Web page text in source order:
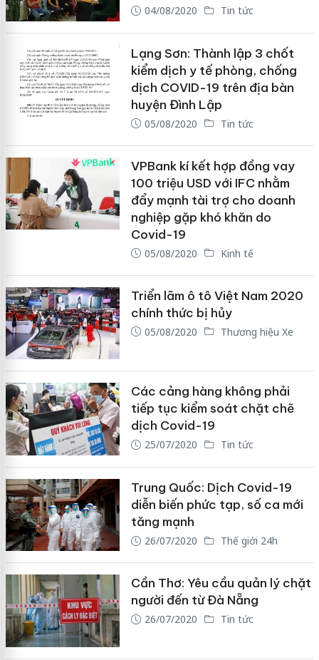
04/08/2020 Tin tức
Lạng Sơn: Thành lập 3 chốt
kiểm dịch y tế phòng, chống
dịch COVID-19 trên địa bàn
huyện Đình Lập
05/08/2020 Tin tức
VPBank kí kết hợp đồng vay
100 triệu USD với IFC nhằm
đẩy mạnh tài trợ cho doanh
nghiệp gặp khó khăn do
Covid-19
05/08/2020 Kinh tế
Triển lãm ô tô Việt Nam 2020
chính thức bị hủy
05/08/2020 Thương hiệu Xe
Các cảng hàng không phải
tiếp tục kiểm soát chặt chẽ
dịch Covid-19
25/07/2020 Tin tức
Trung Quốc: Dịch Covid-19
diễn biến phức tạp, số ca mới
tăng mạnh
26/07/2020 Thế giới 24h
Cần Thơ: Yêu cầu quản lý chặt
người đến từ Đà Nẵng
26/07/2020 Tin tức